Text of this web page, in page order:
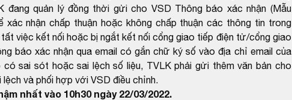
quản lý đồng thời gửi cho VSD Thông báo xác nhận (Mẫu
nhận chấp thuận hoặc không chấp thuận các thông tin trong
việc kết nối hoặc bị ngắt kết nối cổng giao tiếp điện tử/cổng giao
báo xác nhận qua email có gắn chữ ký số vào địa chỉ email của
sai sót hoặc sai lệch số liệu, TVLK phải gửi thêm văn bản cho
và phối hợp với VSD điều chỉnh.
nhất vào 10h30 ngày 22/03/2022.